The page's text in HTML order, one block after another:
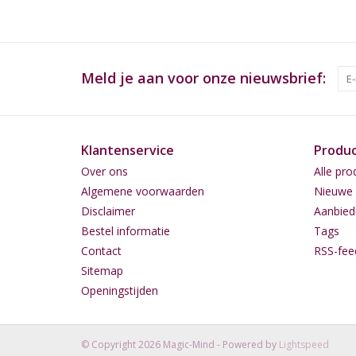
Meld je aan voor onze nieuwsbrief:
Klantenservice
Over ons
Algemene voorwaarden
Disclaimer
Bestel informatie
Contact
Sitemap
Openingstijden
Alle
Tags
RSS-
© Copyright 2026 Magic-Mind - Powered by Lightspeed